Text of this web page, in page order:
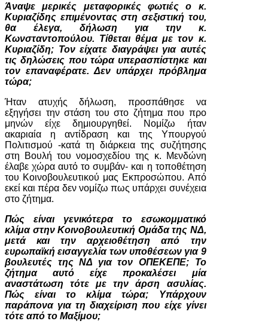
Άναψε μερικές μεταφορικές φωτιές o κ.
Κυριαζίδης επιμένοντας στη σεξιστική του,
θα έλεγα, δήλωση για την κ.
Κωνσταντοπούλου. Τίθεται θέμα με τον κ.
Κυριαζίδη; Τον είχατε διαγράψει για αυτές
τις δηλώσεις που τώρα υπερασπίστηκε και
τον επαναφέρατε. Δεν υπάρχει πρόβλημα
τώρα;
Ήταν ατυχής δήλωση, προσπάθησε να
εξηγήσει την στάση του στο ζήτημα που προ
μηνών είχε δημιουργηθεί. Νομίζω ήταν
ακαριαία η αντίδραση και της Υπουργού
Πολιτισμού -κατά τη διάρκεια της συζήτησης
στη Βουλή του νομοσχεδίου της κ. Μενδώνη
έλαβε χώρα αυτό το συμβάν- και η τοποθέτηση
του Κοινοβουλευτικού μας Εκπροσώπου. Από
εκεί και πέρα δεν νομίζω πως υπάρχει συνέχεια
στο ζήτημα.
Πώς είναι γενικότερα το εσωκομματικό
κλίμα στην Κοινοβουλευτική Ομάδα της ΝΔ,
μετά και την αρχειοθέτηση από την
ευρωπαϊκή εισαγγελία των υποθέσεων για 9
βουλευτές της ΝΔ για τον ΟΠΕΚΕΠΕ; Το
ζήτημα αυτό είχε προκαλέσει μία
αναστάτωση τότε με την άρση ασυλίας.
Πώς είναι το κλίμα τώρα; Υπάρχουν
παράπονα για τη διαχείριση που είχε γίνει
τότε από το Μαξίμου;